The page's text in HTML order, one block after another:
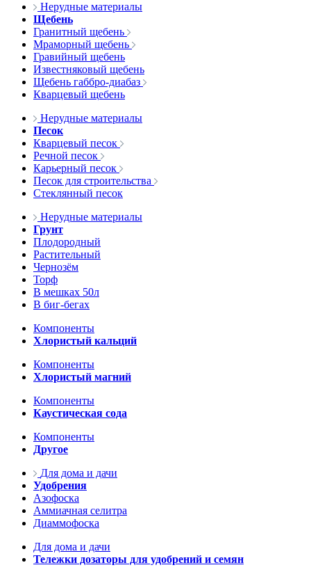
Нерудные материалы
Щебень
Гранитный щебень
Мраморный щебень
Гравийный щебень
Известняковый щебень
Щебень габбро-диабаз
Кварцевый щебень
Нерудные материалы
Песок
Кварцевый песок
Речной песок
Карьерный песок
Песок для строительства
Стеклянный песок
Нерудные материалы
Грунт
Плодородный
Растительный
Чернозём
Торф
В мешках 50л
В биг-бегах
Компоненты
Хлористый кальций
Компоненты
Хлористый магний
Компоненты
Каустическая сода
Компоненты
Другое
Для дома и дачи
Удобрения
Азофоска
Аммиачная селитра
Диаммофоска
Для дома и дачи
Тележки дозаторы для удобрений и семян